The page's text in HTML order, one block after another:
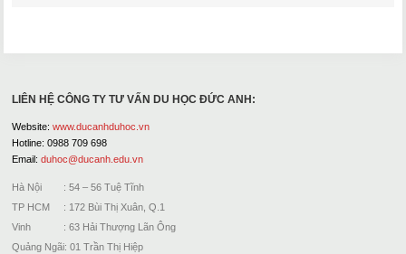
LIÊN HỆ CÔNG TY TƯ VẤN DU HỌC ĐỨC ANH:
Website: www.ducanhduhoc.vn
Hotline: 0988 709 698
Email: duhoc@ducanh.edu.vn
Hà Nội : 54 – 56 Tuệ Tĩnh
TP HCM : 172 Bùi Thị Xuân, Q.1
Vinh : 63 Hải Thượng Lãn Ông
Quảng Ngãi: 01 Trần Thị Hiệp